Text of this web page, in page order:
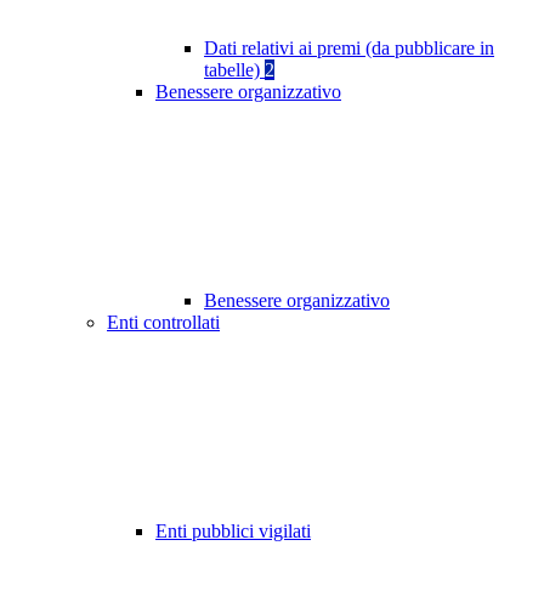
Dati relativi ai premi (da pubblicare in
tabelle) 2
Benessere organizzativo
Benessere organizzativo
Enti controllati
Enti pubblici vigilati